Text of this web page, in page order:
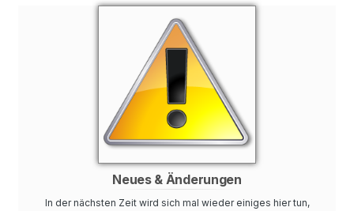
Neues & Änderungen
In der nächsten Zeit wird sich mal wieder einiges hier tun,